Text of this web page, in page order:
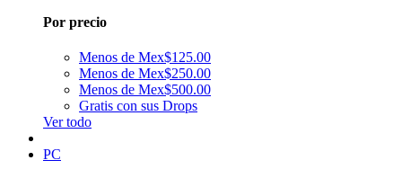
Por precio
Menos de Mex$125.00
Menos de Mex$250.00
Menos de Mex$500.00
Gratis con sus Drops
Ver todo
PC